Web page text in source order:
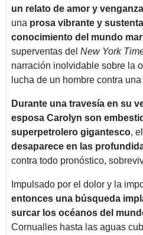
un relato de amor y
una prosa vibrante y
conocimiento del mundo
superventas del New York
narración inolvidable sobre la
lucha de un hombre contra
Durante una travesía en su
esposa Carolyn son
superpetrolero gigantesco, el
desaparece en las
contra todo pronóstico,
Impulsado por el dolor y la
entonces una búsqueda
surcar los océanos del
Cornualles hasta las aguas